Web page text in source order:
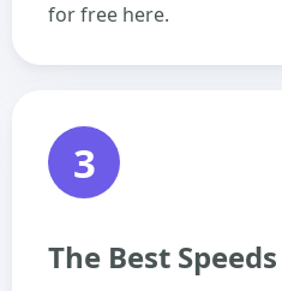
for free here.
3
The Best Speeds